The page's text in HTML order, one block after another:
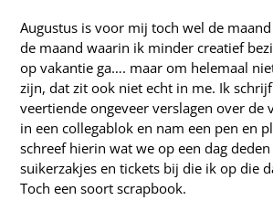
Augustus is voor mij toch wel de
de maand waarin ik minder creatief
op vakantie ga…. maar om helemaal
zijn, dat zit ook niet echt in me. Ik
veertiende ongeveer verslagen over de
in een collegablok en nam een pen en
schreef hierin wat we op een dag
suikerzakjes en tickets bij die ik op die
Toch een soort scrapbook.